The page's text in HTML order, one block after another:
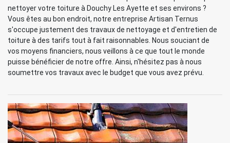
nettoyer votre toiture à Douchy Les Ayette et ses environs ?
Vous êtes au bon endroit, notre entreprise Artisan Ternus
s'occupe justement des travaux de nettoyage et d'entretien de
toiture à des tarifs tout à fait raisonnables. Nous souciant de
vos moyens financiers, nous veillons à ce que tout le monde
puisse bénéficier de notre offre. Ainsi, n'hésitez pas à nous
soumettre vos travaux avec le budget que vous avez prévu.